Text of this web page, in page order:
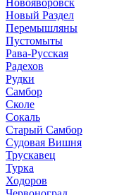
Новояворовск
Новый Раздел
Перемышляны
Пустомыты
Рава-Русская
Радехов
Рудки
Самбор
Сколе
Сокаль
Старый Самбор
Судовая Вишня
Трускавец
Турка
Ходоров